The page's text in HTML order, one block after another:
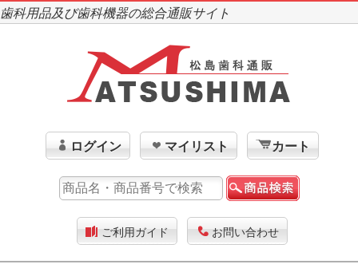
歯科用品及び歯科機器の総合通販サイト
ログイン マイリスト カート
ご利用ガイド お問い合わせ